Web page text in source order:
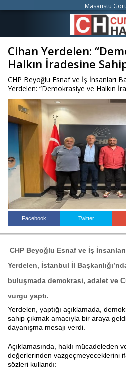
Cihan Yerdelen:
Halkın İradesine
CHP Beyoğlu Esnaf ve İş İnsanları
Yerdelen: “Demokrasiye ve Halkın
Facebook Twitter
CHP Beyoğlu Esnaf ve İş İnsanları
Yerdelen, İstanbul İl
buluşmada demokrasi, adalet ve
vurgu yaptı.
Yerdelen, yaptığı açıklamada,
sahip çıkmak amacıyla bir araya
dayanışma mesajı verdi.
Açıklamasında, haklı mücadeleden
değerlerinden vazgeçmeyeceklerini
sözleri kullandı:
Masaüstü